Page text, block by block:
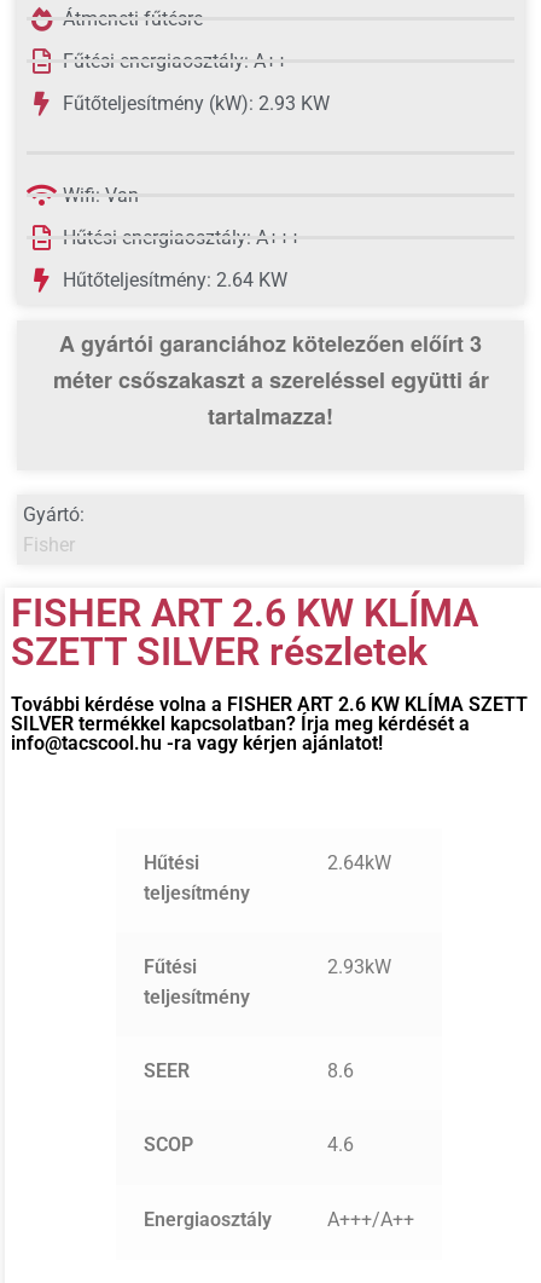
Átmeneti fűtésre
Fűtési energiaosztály: A++
Fűtőteljesítmény (kW): 2.93 KW
Wifi: Van
Hűtési energiaosztály: A+++
Hűtőteljesítmény: 2.64 KW
A gyártói garanciához kötelezően előírt 3
méter csőszakaszta szereléssel együtti ár
tartalmazza!
Gyártó:
Fisher
FISHER ART 2.6 KW KLÍMA
SZETT SILVER részletek
További kérdése volna a FISHER ART 2.6 KW KLÍMA SZETT
SILVERtermékkel kapcsolatban? Írja meg kérdését a
info@tacscool.hu -ra vagy kérjen ajánlatot!
Hűtési
teljesítmény
2.64kW
Fűtési
teljesítmény
2.93kW
SEER 8.6
SCOP 4.6
Energiaosztály A+++/A++